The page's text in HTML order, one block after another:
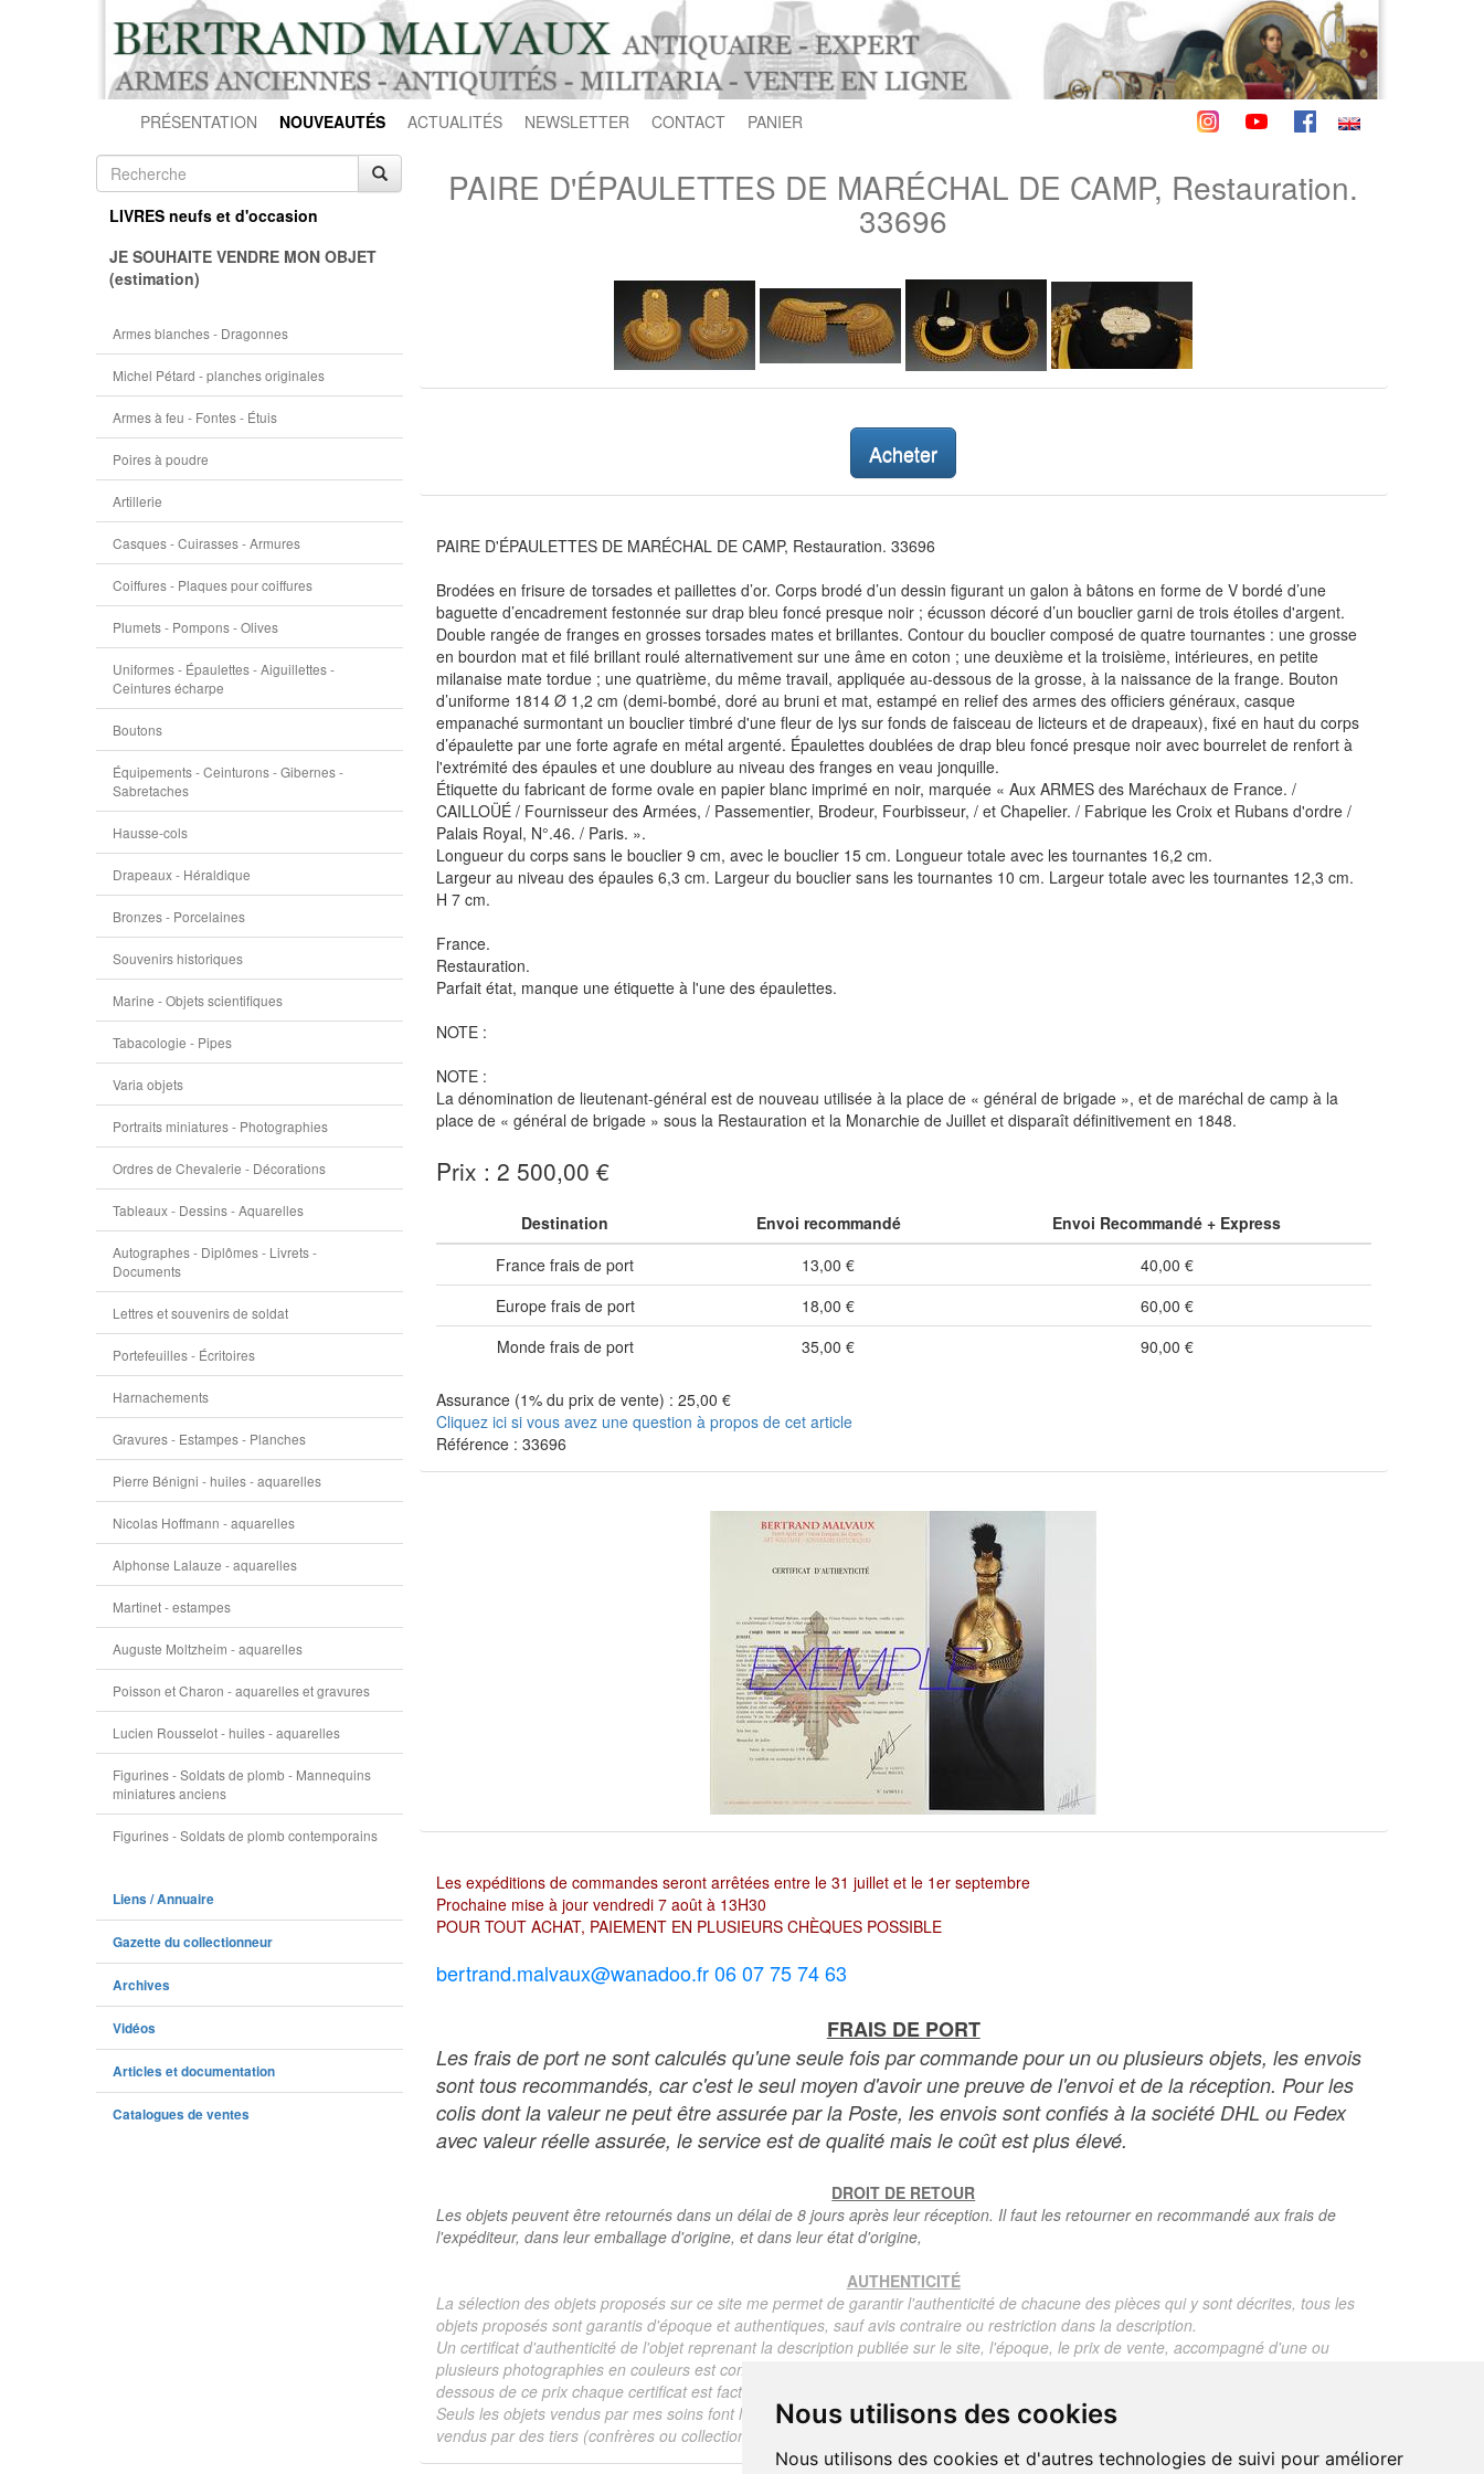
Nous utilisons des cookies
Nous utilisons des cookies et d'autres technologies de suivi pour améliorer
PRÉSENTATION NOUVEAUTÉS ACTUALITÉS NEWSLETTER CONTACT PANIER
LIVRES neufs et d'occasion
JE SOUHAITE VENDRE MON OBJET
(estimation)
Armes blanches - Dragonnes
Michel Pétard - planches originales
Armes à feu - Fontes - Étuis
Poires à poudre
Artillerie
Casques - Cuirasses - Armures
Coiffures - Plaques pour coiffures
Plumets - Pompons - Olives
Uniformes - Épaulettes - Aiguillettes -
Ceintures écharpe
Boutons
Équipements - Ceinturons - Gibernes -
Sabretaches
Hausse-cols
Drapeaux - Héraldique
Bronzes - Porcelaines
Souvenirs historiques
Marine - Objets scientifiques
Tabacologie - Pipes
Varia objets
Portraits miniatures - Photographies
Ordres de Chevalerie - Décorations
Tableaux - Dessins - Aquarelles
Autographes - Diplômes - Livrets -
Documents
Lettres et souvenirs de soldat
Portefeuilles - Écritoires
Harnachements
Gravures - Estampes - Planches
Pierre Bénigni - huiles - aquarelles
Nicolas Hoffmann - aquarelles
Alphonse Lalauze - aquarelles
Martinet - estampes
Auguste Moltzheim - aquarelles
Poisson et Charon - aquarelles et gravures
Lucien Rousselot - huiles - aquarelles
Figurines - Soldats de plomb - Mannequins
miniatures anciens
Figurines - Soldats de plomb contemporains
Liens / Annuaire
Gazette du collectionneur
Archives
Vidéos
Articles et documentation
Catalogues de ventes
PAIRE D'ÉPAULETTES DE MARÉCHAL DE CAMP, Restauration.
33696
Acheter
PAIRE D'ÉPAULETTES DE MARÉCHAL DE CAMP, Restauration. 33696
Brodées en frisure de torsades et paillettes d’or. Corps brodé d’un dessin figurant un galon à bâtons en forme de V bordé d’une
baguette d’encadrement festonnée sur drap bleu foncé presque noir ; écusson décoré d’un bouclier garni de trois étoiles d'argent.
Double rangée de franges en grosses torsades mates et brillantes. Contour du bouclier composé de quatre tournantes : une grosse
en bourdon mat et filé brillant roulé alternativement sur une âme en coton ; une deuxième et la troisième, intérieures, en petite
milanaise mate tordue ; une quatrième, du même travail, appliquée au-dessous de la grosse, à la naissance de la frange. Bouton
d’uniforme 1814 Ø 1,2 cm (demi-bombé, doré au bruni et mat, estampé en relief des armes des officiers généraux, casque
empanaché surmontant un bouclier timbré d'une fleur de lys sur fonds de faisceau de licteurs et de drapeaux), fixé en haut du corps
d’épaulette par une forte agrafe en métal argenté. Épaulettes doublées de drap bleu foncé presque noir avec bourrelet de renfort à
l'extrémité des épaules et une doublure au niveau des franges en veau jonquille.
Étiquette du fabricant de forme ovale en papier blanc imprimé en noir, marquée « Aux ARMES des Maréchaux de France. /
CAILLOÜÉ / Fournisseur des Armées, / Passementier, Brodeur, Fourbisseur, / et Chapelier. / Fabrique les Croix et Rubans d'ordre /
Palais Royal, N°.46. / Paris. ».
Longueur du corps sans le bouclier 9 cm, avec le bouclier 15 cm. Longueur totale avec les tournantes 16,2 cm.
Largeur au niveau des épaules 6,3 cm. Largeur du bouclier sans les tournantes 10 cm. Largeur totale avec les tournantes 12,3 cm.
H 7 cm.
France.
Restauration.
Parfait état, manque une étiquette à l'une des épaulettes.
NOTE :
NOTE :
La dénomination de lieutenant-général est de nouveau utilisée à la place de « général de brigade », et de maréchal de camp à la
place de « général de brigade » sous la Restauration et la Monarchie de Juillet et disparaît définitivement en 1848.
Prix : 2 500,00 €
Destination Envoi recommandé
Envoi Recommandé + Express
France frais de port
13,00 €
40,00 €
Europe frais de port
18,00 €
60,00 €
Monde frais de port
35,00 € 90,00 €
Assurance (1% du prix de vente) : 25,00 €
Cliquez ici si vous avez une question à propos de cet article
Référence : 33696
Les expéditions de commandes seront arrêtées entre le 31 juillet et le 1er septembre
Prochaine mise à jour vendredi 7 août à 13H30
POUR TOUT ACHAT, PAIEMENT EN PLUSIEURS CHÈQUES POSSIBLE
bertrand.malvaux@wanadoo.fr 06 07 75 74 63
FRAIS DE PORT
Les frais de port ne sont calculés qu'une seule fois par commande pour un ou plusieurs objets, les envois
sont tous recommandés, car c'est le seul moyen d'avoir une preuve de l'envoi et de la réception. Pour les
colis dont la valeur ne peut être assurée par la Poste, les envois sont confiés à la société DHL ou Fedex
avec valeur réelle assurée, le service est de qualité mais le coût est plus élevé.
DROIT DE RETOUR
Les objets peuvent être retournés dans un délai de 8 jours après leur réception. Il faut les retourner en recommandé aux frais de
l'expéditeur, dans leur emballage d'origine, et dans leur état d'origine,
AUTHENTICITÉ
La sélection des objets proposés sur ce site me permet de garantir l'authenticité de chacune des pièces qui y sont décrites, tous les
objets proposés sont garantis d'époque et authentiques, sauf avis contraire ou restriction dans la description.
Un certificat d'authenticité de l'objet reprenant la description publiée sur le site, l'époque, le prix de vente, accompagné d'une ou
plusieurs photographies en couleurs est communiqué automatiquement pour tout objet dont le prix est supérieur à 130 euros. En
dessous de ce prix chaque certificat est facturé 5 euros.
Seuls les objets vendus par mes soins font l'objet d'un certificat d'authenticité, je ne fais aucun rapport d'expertise pour les objets
vendus par des tiers (confrères ou collectionneurs).